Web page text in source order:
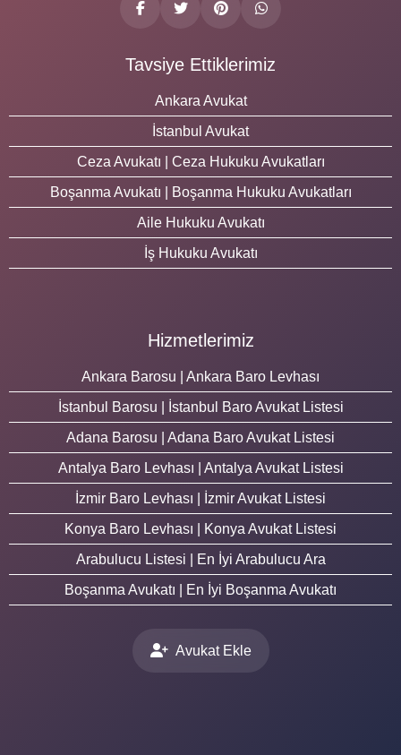
Tavsiye Ettiklerimiz
Ankara Avukat
İstanbul Avukat
Ceza Avukatı | Ceza Hukuku Avukatları
Boşanma Avukatı | Boşanma Hukuku Avukatları
Aile Hukuku Avukatı
İş Hukuku Avukatı
Hizmetlerimiz
Ankara Barosu | Ankara Baro Levhası
İstanbul Barosu | İstanbul Baro Avukat Listesi
Adana Barosu | Adana Baro Avukat Listesi
Antalya Baro Levhası | Antalya Avukat Listesi
İzmir Baro Levhası | İzmir Avukat Listesi
Konya Baro Levhası | Konya Avukat Listesi
Arabulucu Listesi | En İyi Arabulucu Ara
Boşanma Avukatı | En İyi Boşanma Avukatı
Avukat Ekle